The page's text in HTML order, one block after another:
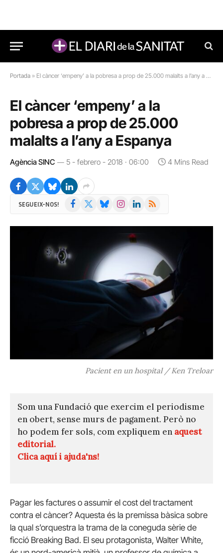
Portada » El càncer ‘empeny’ a la pobresa a prop de 25.000 malalts a l’any a Espanya
El càncer ‘empeny’ a la
pobresa a prop de 25.000
malalts a l’any a Espanya
Agència SINC 5 - febrero - 2018 · 06:00 4 Mins Read
SEGUEIX-NOS! Facebook BlueskyInstagramLinkedIn
RSS
Pacient en un hospital / Ken Treloar
Som una Fundació que exercim el periodisme
en obert, sense murs de pagament. Però no
ho podem fer sols, com expliquem en aquest
editorial.
Clica aquí i ajuda'ns!
Pagar les factures o assumir el cost del tractament
contra el càncer? Aquesta és la premissa bàsica sobre
la qual s’orquestra la trama de la coneguda sèrie de
ficció Breaking Bad. El seu protagonista, Walter White,